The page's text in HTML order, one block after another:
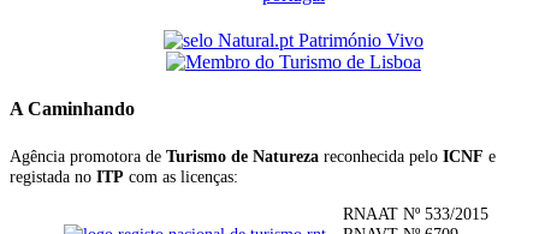
A Caminhando
Agência promotora de Turismo de Natureza reconhecida pelo ICNF e
registada no ITP com as licenças:
RNAAT Nº 533/2015